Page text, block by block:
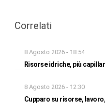
Correlati
8 Agosto 2026 - 18:54
Risorse idriche, più
8 Agosto 2026 - 12:30
Cupparo su risorse,